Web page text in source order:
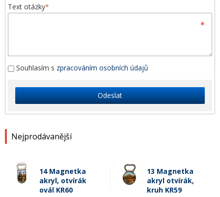
Nejprodávanější
14 Magnetka
akryl, otvírák
ovál KR60
13 Magnetka
akryl otvírák,
kruh KR59
Text otázky*
Souhlasím s zpracováním osobních údajů
Odeslat